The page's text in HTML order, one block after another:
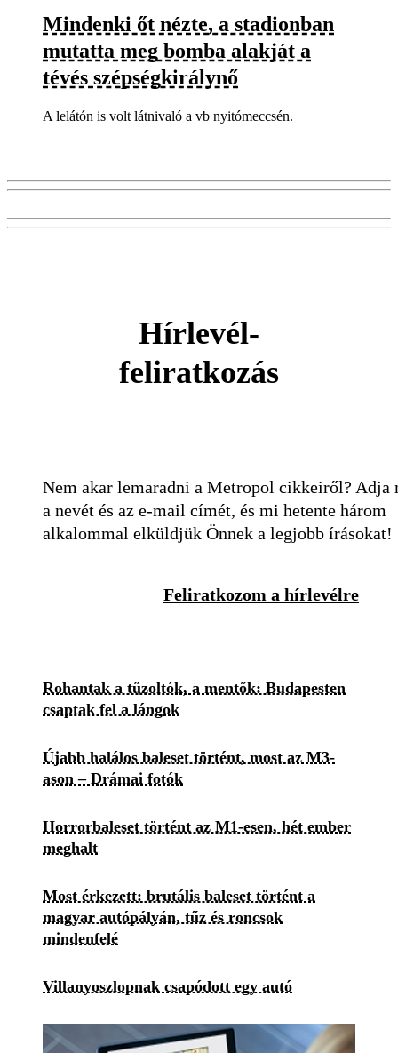
Mindenki őt nézte, a stadionban
mutatta meg bomba alakját a
tévés szépségkirálynő
A lelátón is volt látnivaló a vb nyitómeccsén.
Hírlevél-
feliratkozás
Nem akar lemaradni a Metropol cikkeiről? Adja
a nevét és az e-mail címét, és mi hetente három
alkalommal elküldjük Önnek a legjobb írásokat!
Feliratkozom a hírlevélre
Rohantak a tűzoltók, a mentők: Budapesten
csaptak fel a lángok
Újabb halálos baleset történt, most az M3-
ason – Drámai fotók
Horrorbaleset történt az M1-esen, hét ember
meghalt
Most érkezett: brutális baleset történt a
magyar autópályán, tűz és roncsok
mindenfelé
Villanyoszlopnak csapódott egy autó